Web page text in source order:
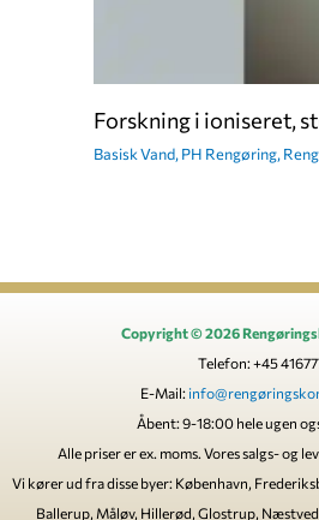
Forskning i ioniseret,
Basisk Vand, PH Rengøring,
Copyright © 2026
Telefon: +45
E-Mail:
Åbent: 9-18:00 hele ugen
Alle priser er ex. moms. Vores salgs- og
Vi kører ud fra disse byer: København,
Ballerup, Måløv, Hillerød, Glostrup,